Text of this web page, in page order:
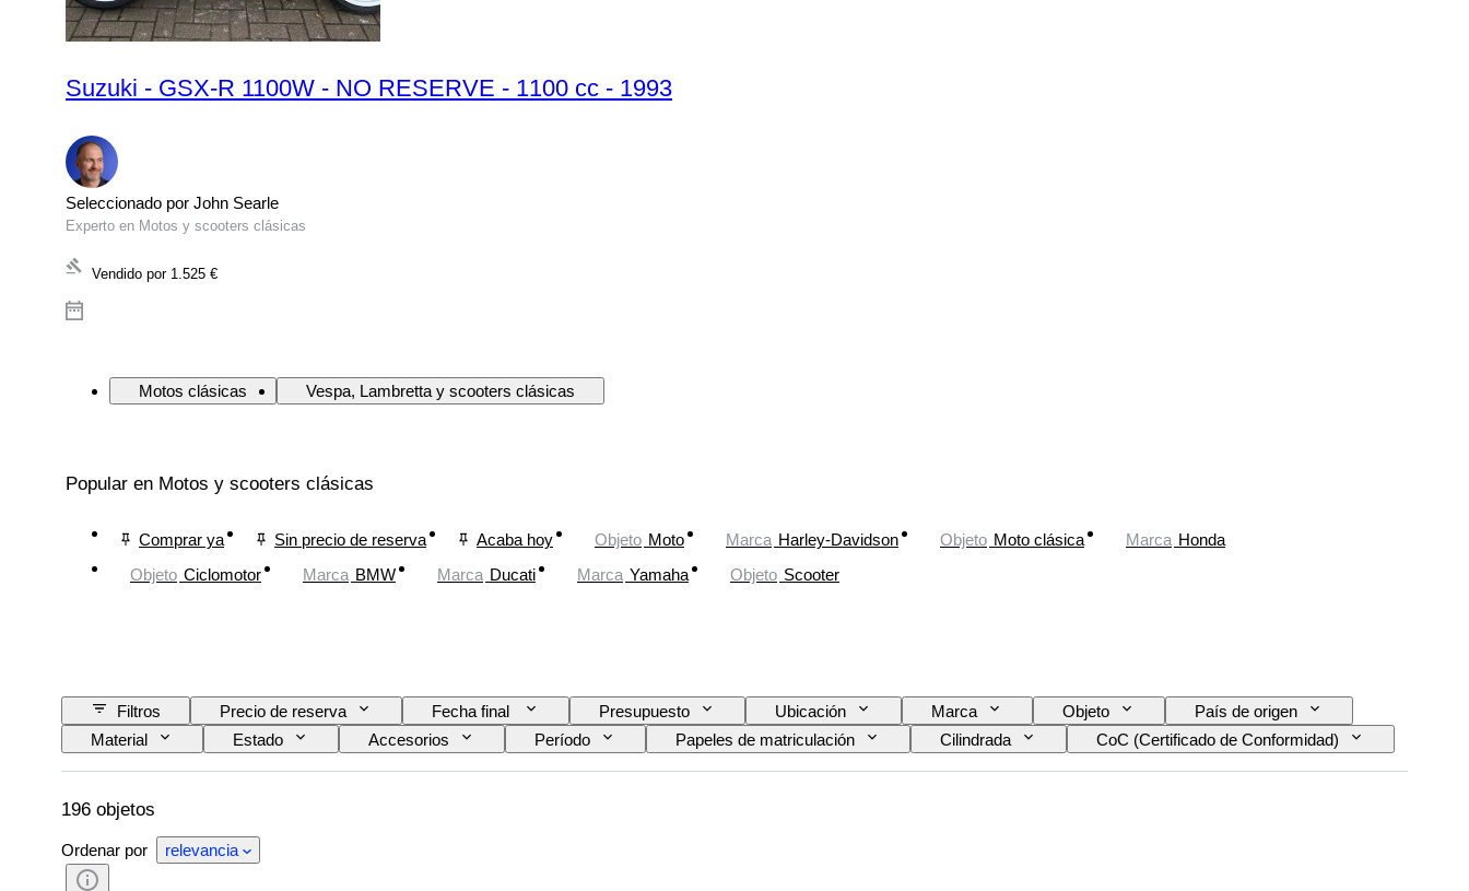
Suzuki - GSX-R 1100W - NO RESERVE - 1100 cc - 1993
Seleccionado por John Searle
Experto en Motos y scooters clásicas
Vendido por 1.525 €
Motos clásicas Vespa, Lambretta y scooters clásicas
Popular en Motos y scooters clásicas
Comprar ya Sin precio de reserva Acaba hoy Objeto Moto Marca Harley-Davidson Objeto Moto clásica Marca Honda
Objeto Ciclomotor Marca BMW Marca Ducati Marca Yamaha Objeto Scooter
Filtros Precio de reserva Fecha final Presupuesto Ubicación Marca Objeto
País de origen
Material
Estado Accesorios Período Papeles de matriculación Cilindrada
CoC (Certificado de Conformidad)
Original / réplica
196 objetos
Ordenar por relevancia